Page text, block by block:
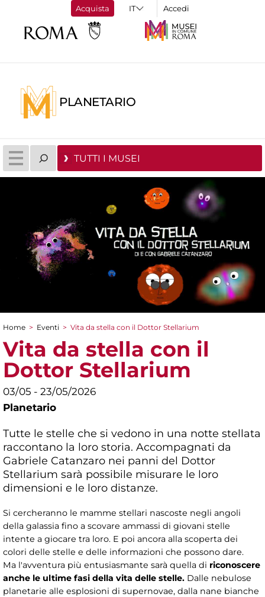
Acquista Accedi
PLANETARIO
TUTTI I MUSEI
Tu sei qui
Home > Eventi > Vita da stella con il Dottor Stellarium
Vita da stella con il
Dottor Stellarium
03/05 - 23/05/2026
Planetario
Tutte le stelle che si vedono in una notte stellata
raccontano la loro storia. Accompagnati da
Gabriele Catanzaro nei panni del Dottor
Stellarium sarà possibile misurare le loro
dimensioni e le loro distanze.
Si cercheranno le mamme stellari nascoste negli angoli
della galassia fino a scovare ammassi di giovani stelle
intente a giocare tra loro. E poi ancora alla scoperta dei
colori delle stelle e delle informazioni che possono dare.
Ma l'avventura più entusiasmante sarà quella di riconoscere
anche le ultime fasi della vita delle stelle. Dalle nebulose
planetarie alle esplosioni di supernovae, dalla nane bianche